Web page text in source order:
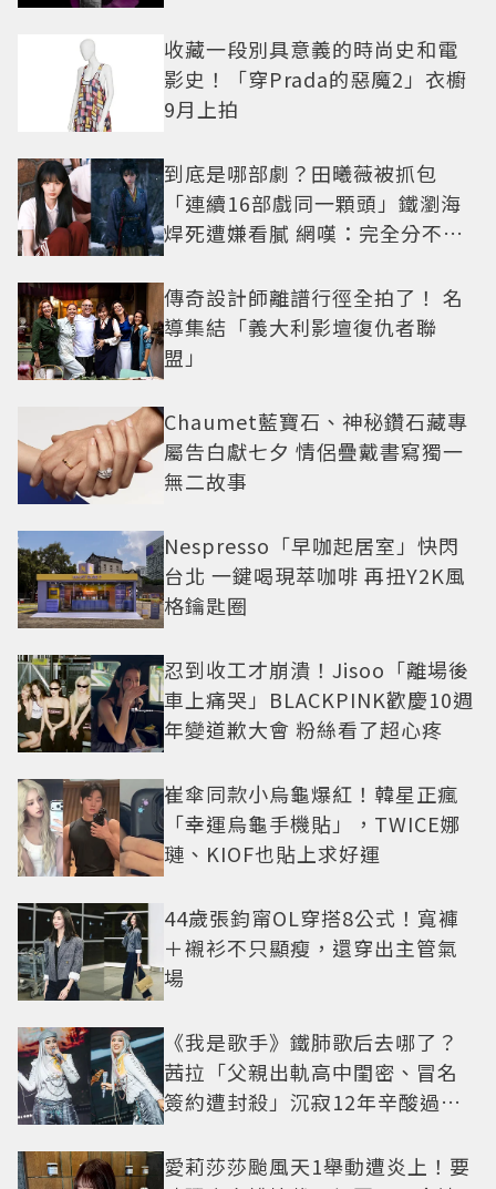
收藏一段別具意義的時尚史和電
影史！「穿Prada的惡魔2」衣櫥
9月上拍
到底是哪部劇？田曦薇被抓包
「連續16部戲同一顆頭」鐵瀏海
焊死遭嫌看膩 網嘆：完全分不出
傳奇設計師離譜行徑全拍了！ 名
導集結「義大利影壇復仇者聯
盟」
Chaumet藍寶石、神秘鑽石藏專
屬告白獻七夕 情侶疊戴書寫獨一
無二故事
Nespresso「早咖起居室」快閃
台北 一鍵喝現萃咖啡 再扭Y2K風
格鑰匙圈
忍到收工才崩潰！Jisoo「離場後
車上痛哭」BLACKPINK歡慶10週
年變道歉大會 粉絲看了超心疼
崔傘同款小烏龜爆紅！韓星正瘋
「幸運烏龜手機貼」，TWICE娜
璉、KIOF也貼上求好運
44歲張鈞甯OL穿搭8公式！寬褲
＋襯衫不只顯瘦，還穿出主管氣
場
《我是歌手》鐵肺歌后去哪了？
茜拉「父親出軌高中閨密、冒名
簽約遭封殺」沉寂12年辛酸過往
愛莉莎莎颱風天1舉動遭炎上！要